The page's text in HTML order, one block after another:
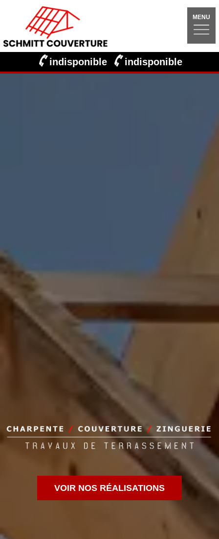
MENU
indisponible indisponible
VOIR NOS RÉALISATIONS